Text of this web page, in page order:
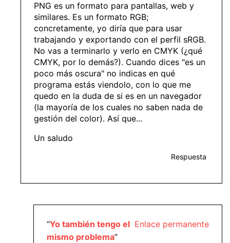
PNG es un formato para pantallas, web y
similares. Es un formato RGB;
concretamente, yo diría que para usar
trabajando y exportando con el perfil sRGB.
No vas a terminarlo y verlo en CMYK (¿qué
CMYK, por lo demás?). Cuando dices "es un
poco más oscura" no indicas en qué
programa estás viendolo, con lo que me
quedo en la duda de si es en un navegador
(la mayoría de los cuales no saben nada de
gestión del color). Así que...
Un saludo
Respuesta
Enlace permanente
“Yo también tengo el
mismo problema”